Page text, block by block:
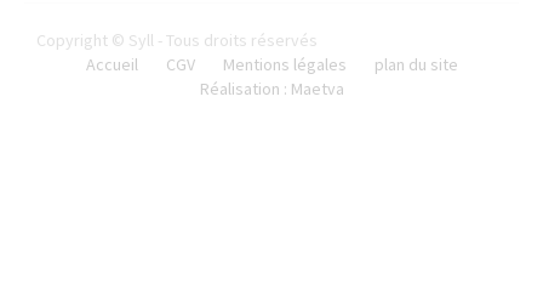
Copyright © Syll - Tous droits réservés
Accueil
CGV Mentions légales
plan du site
Réalisation : Maetva